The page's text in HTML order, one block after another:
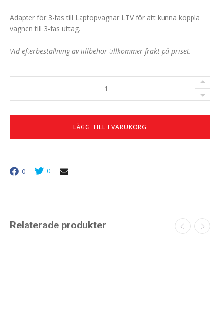
Adapter för 3-fas till Laptopvagnar LTV för att kunna koppla
vagnen till 3-fas uttag.
Vid efterbeställning av tillbehör tillkommer frakt på priset.
3-
fas
LÄGG TILL I VARUKORG
0 0
Relaterade produkter